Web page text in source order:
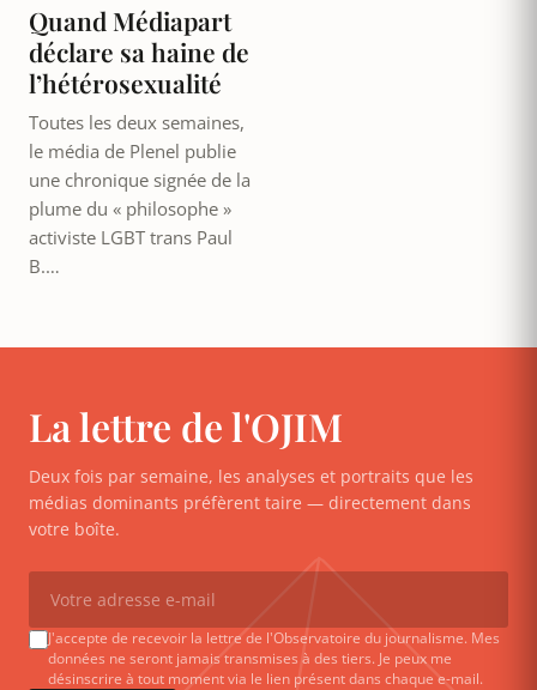
Quand Médiapart
déclare sa haine de
l’hétérosexualité
Toutes les deux semaines,
le média de Plenel publie
une chronique signée de la
plume du « philosophe »
activiste LGBT trans Paul
B.…
La lettre de l'OJIM
Deux fois par semaine, les analyses et portraits que les
médias dominants préfèrent taire — directement dans
votre boîte.
J'accepte de recevoir la lettre de l'Observatoire du journalisme. Mes
données ne seront jamais transmises à des tiers. Je peux me
désinscrire à tout moment via le lien présent dans chaque e-mail.